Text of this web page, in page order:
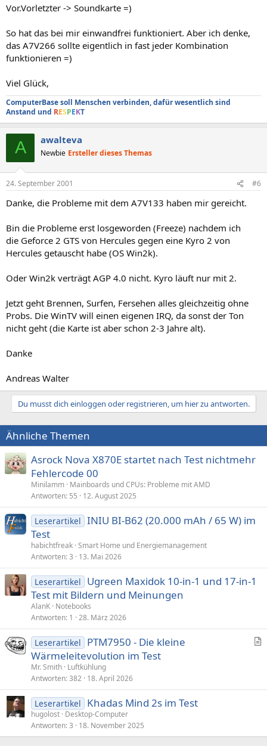
Vor.Vorletzter -> Soundkarte =)
So hat das bei mir einwandfrei funktioniert. Aber ich denke,
das A7V266 sollte eigentlich in fast jeder Kombination
funktionieren =)
Viel Glück,
ComputerBase soll Menschen verbinden, dafür wesentlich sind
Anstand und RESPEKT
A awalteva
Newbie Ersteller dieses Themas
24. September 2001 #6
Danke, die Probleme mit dem A7V133 haben mir gereicht.
Bin die Probleme erst losgeworden (Freeze) nachdem ich
die Geforce 2 GTS von Hercules gegen eine Kyro 2 von
Hercules getauscht habe (OS Win2k).
Oder Win2k verträgt AGP 4.0 nicht. Kyro läuft nur mit 2.
Jetzt geht Brennen, Surfen, Fersehen alles gleichzeitig ohne
Probs. Die WinTV will einen eigenen IRQ, da sonst der Ton
nicht geht (die Karte ist aber schon 2-3 Jahre alt).
Danke
Andreas Walter
Du musst dich einloggen oder registrieren, um hier zu antworten.
Ähnliche Themen
Asrock Nova X870E startet nach Test nichtmehr
Fehlercode 00
Minilamm Mainboards und CPUs: Probleme mit AMD
Antworten 55 12. August 2025
Leserartikel INIU BI-B62 (20.000 mAh / 65 W) im
Test
habichtfreak Smart Home und Energiemanagement
Antworten 3 13. Mai 2026
Leserartikel
Ugreen Maxidok 10-in-1 und 17-in-1
Test mit Bildern und Meinungen
AlanK Notebooks
Antworten 1 28. März 2026
k
Leserartikel
PTM7950 - Die kleine
Wärmeleitevolution im Test
Mr. Smith Luftkühlung
Antworten 382 18. April 2026
Leserartikel Khadas Mind 2s im Test
hugolost Desktop-Computer
Antworten 3 18. November 2025